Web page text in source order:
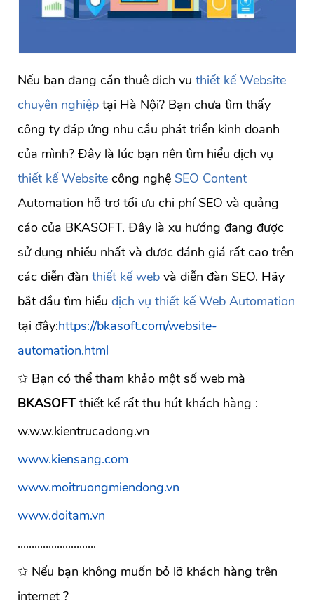
Nếu bạn đang cần thuê dịch vụ thiết kế Website
chuyên nghiệp tại Hà Nội? Bạn chưa tìm thấy
công ty đáp ứng nhu cầu phát triển kinh doanh
của mình? Đây là lúc bạn nên tìm hiểu dịch vụ
thiết kế Website công nghệ SEO Content
Automation hỗ trợ tối ưu chi phí SEO và quảng
cáo của BKASOFT. Đây là xu hướng đang được
sử dụng nhiều nhất và được đánh giá rất cao trên
các diễn đàn thiết kế web và diễn đàn SEO. Hãy
bắt đầu tìm hiểu dịch vụ thiết kế Web Automation
tại đây:https://bkasoft.com/website-
automation.html
✩ Bạn có thể tham khảo một số web mà
BKASOFT thiết kế rất thu hút khách hàng :
w.w.w.kientrucadong.vn
www.kiensang.com
www.moitruongmiendong.vn
www.doitam.vn
............................
✩ Nếu bạn không muốn bỏ lỡ khách hàng trên
internet ?